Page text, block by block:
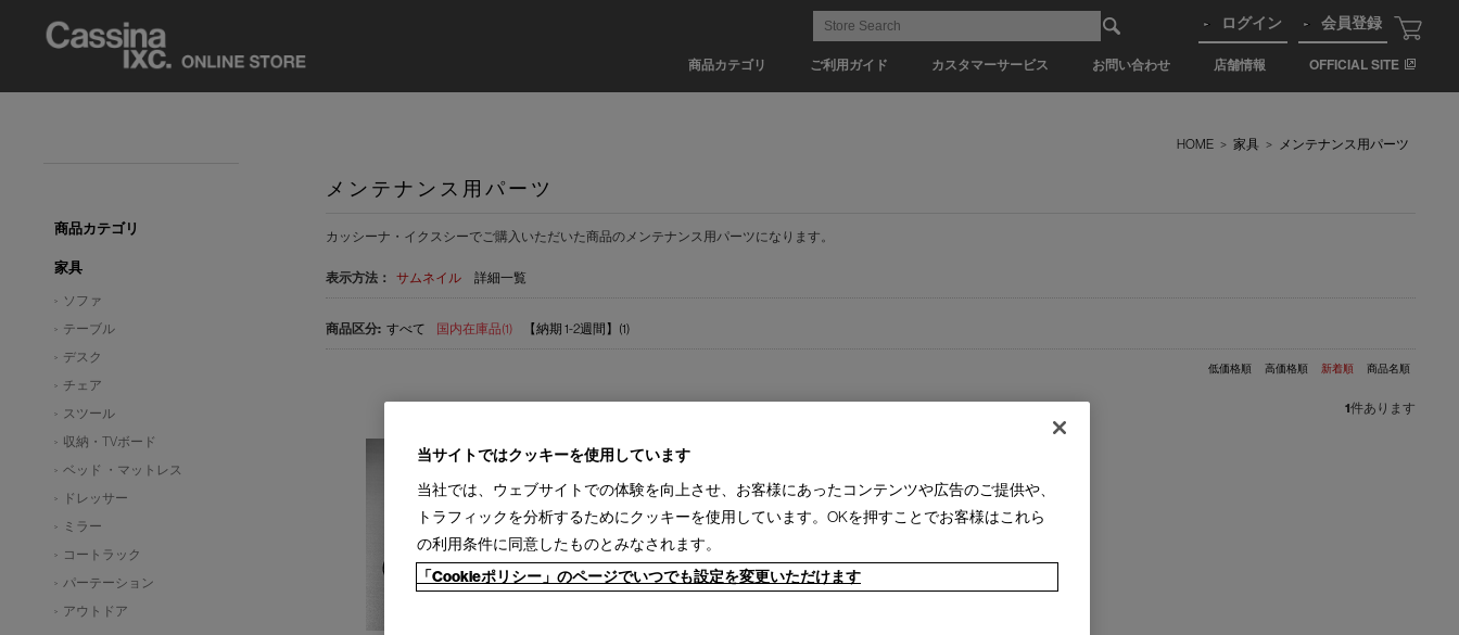
商品カテゴリ ご利用ガイド カスタマーサービス お問い合わせ 店舗情報 OFFICIAL SITE
ログイン 会員登録
HOME > 家具 > メンテナンス用パーツ
メンテナンス用パーツ
カッシーナ・イクスシーでご購入いただいた商品のメンテナンス用パーツになります。
表示方法： サムネイル 詳細一覧
すべて 国内在庫品(1) 【納期 1-2週間】(1)
低価格順 高価格順 新着順 商品名順
1件あります
商品カテゴリ
家具
ソファ
テーブル
デスク
チェア
スツール
収納・TVボード
ベッド ・マットレス
ドレッサー
ミラー
コートラック
パーテーション
アウトドア
当サイトではクッキーを使用しています
当社では、ウェブサイトでの体験を向上させ、お客様にあったコンテンツや広告のご提供や、
トラフィックを分析するためにクッキーを使用しています。OKを押すことでお客様はこれら
の利用条件に同意したものとみなされます。
「Cookieポリシー」のページでいつでも設定を変更いただけます